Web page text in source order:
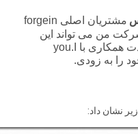
مشتریان اصلی forgein
من می تواند این
فرصت را به ایجاد یک رابطه دراز مدت همکاری با you.I
نشان داد: